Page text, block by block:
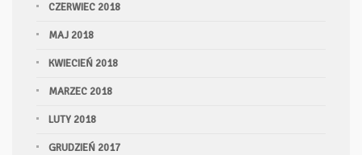
CZERWIEC 2018
MAJ 2018
KWIECIEŃ 2018
MARZEC 2018
LUTY 2018
GRUDZIEŃ 2017